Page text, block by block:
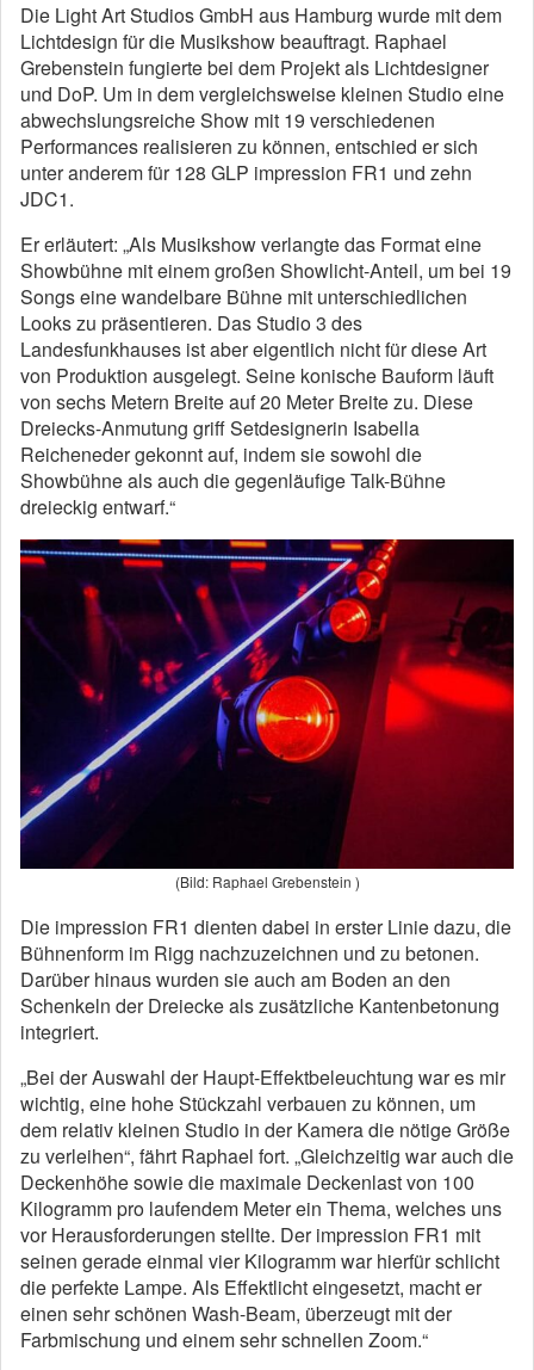
Die Light Art Studios GmbH aus Hamburg wurde mit dem
Lichtdesign für die Musikshow beauftragt. Raphael
Grebenstein fungierte bei dem Projekt als Lichtdesigner
und DoP. Um in dem vergleichsweise kleinen Studio eine
abwechslungsreiche Show mit 19 verschiedenen
Performances realisieren zu können, entschied er sich
unter anderem für 128 GLP impression FR1 und zehn
JDC1.
Er erläutert: „Als Musikshow verlangte das Format eine
Showbühne mit einem großen Showlicht-Anteil, um bei 19
Songs eine wandelbare Bühne mit unterschiedlichen
Looks zu präsentieren. Das Studio 3 des
Landesfunkhauses ist aber eigentlich nicht für diese Art
von Produktion ausgelegt. Seine konische Bauform läuft
von sechs Metern Breite auf 20 Meter Breite zu. Diese
Dreiecks-Anmutung griff Setdesignerin Isabella
Reicheneder gekonnt auf, indem sie sowohl die
Showbühne als auch die gegenläufige Talk-Bühne
dreieckig entwarf.“
(Bild: Raphael Grebenstein )
Die impression FR1 dienten dabei in erster Linie dazu, die
Bühnenform im Rigg nachzuzeichnen und zu betonen.
Darüber hinaus wurden sie auch am Boden an den
Schenkeln der Dreiecke als zusätzliche Kantenbetonung
integriert.
„Bei der Auswahl der Haupt-Effektbeleuchtung war es mir
wichtig, eine hohe Stückzahl verbauen zu können, um
dem relativ kleinen Studio in der Kamera die nötige Größe
zu verleihen“, fährt Raphael fort. „Gleichzeitig war auch die
Deckenhöhe sowie die maximale Deckenlast von 100
Kilogramm pro laufendem Meter ein Thema, welches uns
vor Herausforderungen stellte. Der impression FR1 mit
seinen gerade einmal vier Kilogramm war hierfür schlicht
die perfekte Lampe. Als Effektlicht eingesetzt, macht er
einen sehr schönen Wash-Beam, überzeugt mit der
Farbmischung und einem sehr schnellen Zoom.“